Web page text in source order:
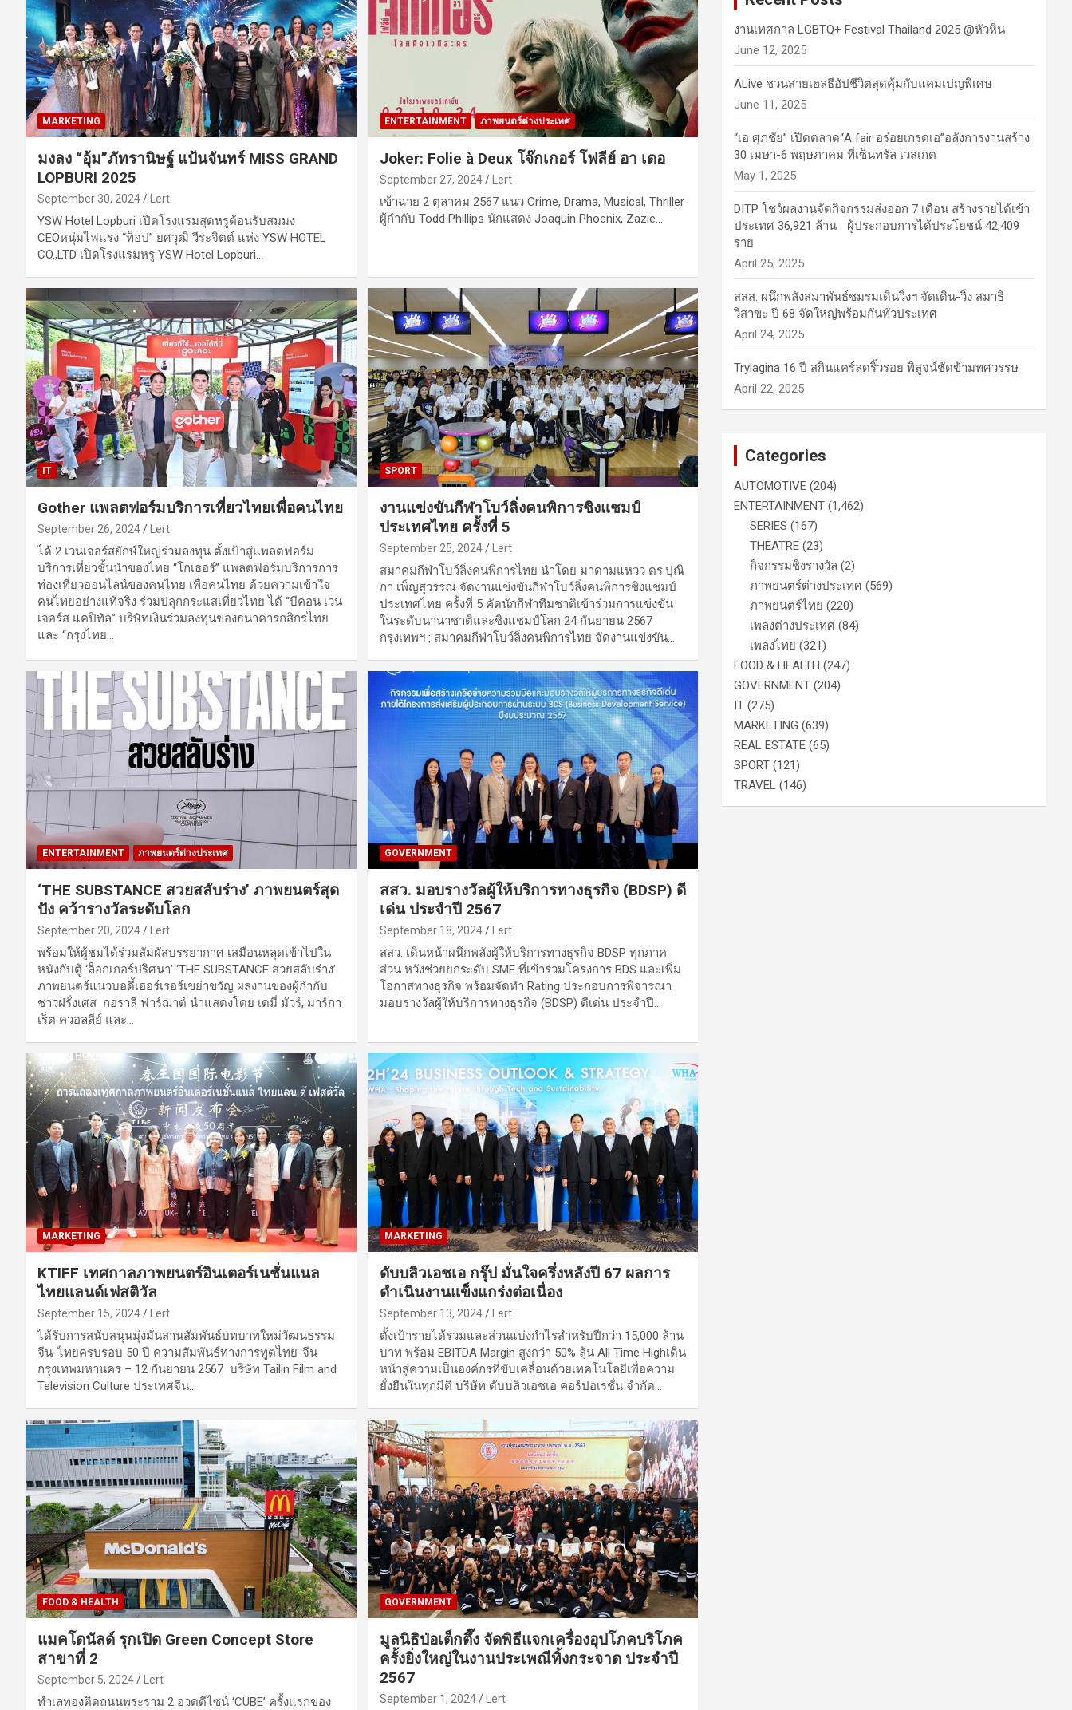
MARKETING
มงลง “อุ้ม”ภัทรานิษฐ์ แป้นจันทร์ MISS GRAND
LOPBURI 2025
September 30, 2024 Lert
YSW Hotel Lopburi เปิดโรงแรมสุดหรูต้อนรับสมมง
CEOหนุ่มไฟแรง “ท็อป” ยศวุฒิ วีระจิตต์ แห่ง YSW HOTEL
CO.,LTD เปิดโรงแรมหรู YSW Hotel Lopburi…
ENTERTAINMENT ภาพยนตร์ต่างประเทศ
Joker: Folie à Deux โจ๊กเกอร์ โฟลีย์ อา เดอ
September 27, 2024 Lert
เข้าฉาย 2 ตุลาคม 2567 แนว Crime, Drama, Musical, Thriller
ผู้กำกับ Todd Phillips นักแสดง Joaquin Phoenix, Zazie…
IT
Gother แพลตฟอร์มบริการเที่ยวไทยเพื่อคนไทย
September 26, 2024 Lert
ได้ 2 เวนเจอร์สยักษ์ใหญ่ร่วมลงทุน ตั้งเป้าสู่แพลตฟอร์ม
บริการเที่ยวชั้นนำของไทย “โกเธอร์” แพลตฟอร์มบริการการ
ท่องเที่ยวออนไลน์ของคนไทย เพื่อคนไทย ด้วยความเข้าใจ
คนไทยอย่างแท้จริง ร่วมปลุกกระแสเที่ยวไทย ได้ “บีคอน เวน
เจอร์ส แคปิทัล” บริษัทเงินร่วมลงทุนของธนาคารกสิกรไทย
และ “กรุงไทย…
SPORT
งานแข่งขันกีฬาโบว์ลิ่งคนพิการชิงแชมป์
ประเทศไทย ครั้งที่ 5
September 25, 2024 Lert
สมาคมกีฬาโบว์ลิ่งคนพิการไทย นำโดย มาดามแหวว ดร.ปุณิ
กา เพ็ญสุวรรณ จัดงานแข่งขันกีฬาโบว์ลิ่งคนพิการชิงแชมป์
ประเทศไทย ครั้งที่ 5 คัดนักกีฬาทีมชาติเข้าร่วมการแข่งขัน
ในระดับนานาชาติและชิงแชมป์โลก 24 กันยายน 2567
กรุงเทพฯ : สมาคมกีฬาโบว์ลิ่งคนพิการไทย จัดงานแข่งขัน…
ENTERTAINMENT ภาพยนตร์ต่างประเทศ
‘THE SUBSTANCE สวยสลับร่าง’ ภาพยนตร์สุด
ปัง คว้ารางวัลระดับโลก
September 20, 2024 Lert
พร้อมให้ผู้ชมได้ร่วมสัมผัสบรรยากาศ เสมือนหลุดเข้าไปใน
หนังกับตู้ ‘ล็อกเกอร์ปริศนา’ ‘THE SUBSTANCE สวยสลับร่าง’
ภาพยนตร์แนวบอดี้เฮอร์เรอร์เขย่าขวัญ ผลงานของผู้กำกับ
ชาวฝรั่งเศส กอราลี ฟาร์ฌาต์ นำแสดงโดย เดมี่ มัวร์, มาร์กา
เร็ต ควอลลีย์ และ…
GOVERNMENT
สสว. มอบรางวัลผู้ให้บริการทางธุรกิจ (BDSP) ดี
เด่น ประจำปี 2567
September 18, 2024 Lert
สสว. เดินหน้าผนึกพลังผู้ให้บริการทางธุรกิจ BDSP ทุกภาค
ส่วน หวังช่วยยกระดับ SME ที่เข้าร่วมโครงการ BDS และเพิ่ม
โอกาสทางธุรกิจ พร้อมจัดทำ Rating ประกอบการพิจารณา
มอบรางวัลผู้ให้บริการทางธุรกิจ (BDSP) ดีเด่น ประจำปี…
MARKETING
KTIFF เทศกาลภาพยนตร์อินเตอร์เนชั่นแนล
ไทยแลนด์เฟสติวัล
September 15, 2024 Lert
ได้รับการสนับสนุนมุ่งมั่นสานสัมพันธ์บทบาทใหม่วัฒนธรรม
จีน-ไทยครบรอบ 50 ปี ความสัมพันธ์ทางการทูตไทย-จีน
กรุงเทพมหานคร – 12 กันยายน 2567 บริษัท Tailin Film and
Television Culture ประเทศจีน…
MARKETING
ดับบลิวเอชเอ กรุ๊ป มั่นใจครึ่งหลังปี 67 ผลการ
ดำเนินงานแข็งแกร่งต่อเนื่อง
September 13, 2024 Lert
ตั้งเป้ารายได้รวมและส่วนแบ่งกำไรสำหรับปีกว่า 15,000 ล้าน
บาท พร้อม EBITDA Margin สูงกว่า 50% ลุ้น All Time Highเดิน
หน้าสู่ความเป็นองค์กรที่ขับเคลื่อนด้วยเทคโนโลยีเพื่อความ
ยั่งยืนในทุกมิติ บริษัท ดับบลิวเอชเอ คอร์ปอเรชั่น จำกัด…
FOOD & HEALTH
แมคโดนัลด์ รุกเปิด Green Concept Store
สาขาที่ 2
September 5, 2024 Lert
ทำเลทองติดถนนพระราม 2 อวดดีไซน์ ‘CUBE’ ครั้งแรกของ
GOVERNMENT
มูลนิธิป่อเต็กตึ๊ง จัดพิธีแจกเครื่องอุปโภคบริโภค
ครั้งยิ่งใหญ่ในงานประเพณีทิ้งกระจาด ประจำปี
2567
September 1, 2024 Lert
งานเทศกาล LGBTQ+ Festival Thailand 2025 @หัวหิน
June 12, 2025
ALive ชวนสายเฮลธีอัปชีวิตสุดคุ้มกับแคมเปญพิเศษ
June 11, 2025
“เอ ศุภชัย” เปิดตลาด“A fair อร่อยเกรดเอ”อลังการงานสร้าง
30 เมษา-6 พฤษภาคม ที่เซ็นทรัล เวสเกต
May 1, 2025
DITP โชว์ผลงานจัดกิจกรรมส่งออก 7 เดือน สร้างรายได้เข้า
ประเทศ 36,921 ล้าน ผู้ประกอบการได้ประโยชน์ 42,409
ราย
April 25, 2025
สสส. ผนึกพลังสมาพันธ์ชมรมเดินวิ่งฯ จัดเดิน-วิ่ง สมาธิ
วิสาขะ ปี 68 จัดใหญ่พร้อมกันทั่วประเทศ
April 24, 2025
Trylagina 16 ปี สกินแคร์ลดริ้วรอย พิสูจน์ชัดข้ามทศวรรษ
April 22, 2025
Categories
AUTOMOTIVE (204)
ENTERTAINMENT (1,462)
SERIES (167)
THEATRE (23)
กิจกรรมชิงรางวัล (2)
ภาพยนตร์ต่างประเทศ (569)
ภาพยนตร์ไทย (220)
เพลงต่างประเทศ (84)
เพลงไทย (321)
FOOD & HEALTH (247)
GOVERNMENT (204)
IT (275)
MARKETING (639)
REAL ESTATE (65)
SPORT (121)
TRAVEL (146)